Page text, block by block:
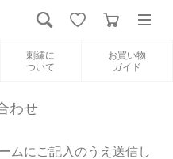
刺繍に
ついて
お買い物
ガイド
新規会員登録
わせ
ムにご記入のうえ送信し